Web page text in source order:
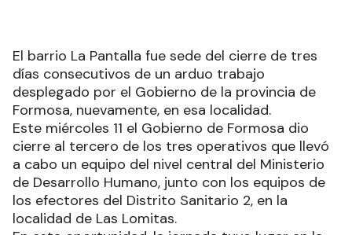
días consecutivos de un arduo trabajo
desplegado por el Gobierno de la provincia de
Formosa, nuevamente, en esa localidad.
Este miércoles 11 el Gobierno de Formosa dio
cierre al tercero de los tres operativos que llevó
a cabo un equipo del nivel central del Ministerio
de Desarrollo Humano, junto con los equipos de
los efectores del Distrito Sanitario 2, en la
localidad de Las Lomitas.
En esta oportunidad, la jornada tuvo lugar en la
EPEP 429 del barrio La Pantalla, donde fueron